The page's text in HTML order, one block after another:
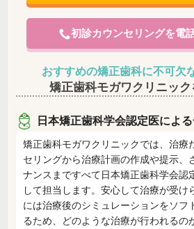
初診カウンセリングを電
おすすめの矯正歯科に不可欠
矯正歯科モガワクリニック
日本矯正歯科学会認定医によ
矯正歯科モガワクリニックでは、治療
セリングから治療計画の作成や提示、
ナンスまですべて日本矯正歯科学会認
して担当します。安心して治療が受け
には治療後のシミュレーションをソフ
るため、どのような治療が行われるの